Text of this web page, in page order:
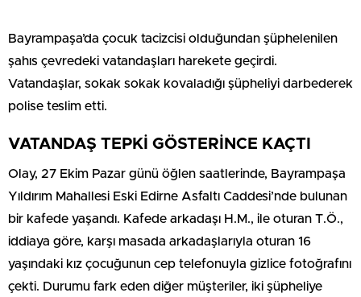
Bayrampaşa’da çocuk tacizcisi olduğundan şüphelenilen
şahıs çevredeki vatandaşları harekete geçirdi.
Vatandaşlar, sokak sokak kovaladığı şüpheliyi darbederek
polise teslim etti.
VATANDAŞ TEPKİ GÖSTERİNCE KAÇTI
Olay, 27 Ekim Pazar günü öğlen saatlerinde, Bayrampaşa
Yıldırım Mahallesi Eski Edirne Asfaltı Caddesi’nde bulunan
bir kafede yaşandı. Kafede arkadaşı H.M., ile oturan T.Ö.,
iddiaya göre, karşı masada arkadaşlarıyla oturan 16
yaşındaki kız çocuğunun cep telefonuyla gizlice fotoğrafını
çekti. Durumu fark eden diğer müşteriler, iki şüpheliye